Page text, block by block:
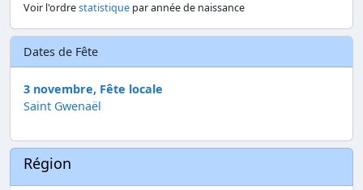
Voir l'ordrestatistique par année de naissance
Dates de Fête
3 novembre, Fête locale
Saint Gwenaël
Région